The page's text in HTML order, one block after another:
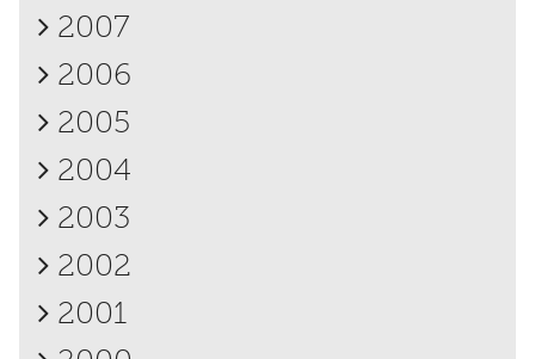
2007
2006
2005
2004
2003
2002
2001